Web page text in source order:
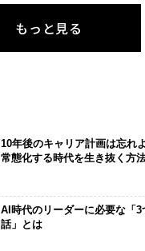
もっと見る
10年後のキャリア計画は忘
常態化する時代を生き抜く方
AI時代のリーダーに必要な「3
話」とは